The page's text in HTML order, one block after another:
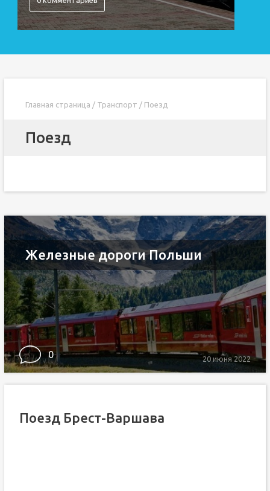
Главная страница / Транспорт / Поезд
Поезд
Железные дороги Польши
0 20 июня 2022
Поезд Брест-Варшава